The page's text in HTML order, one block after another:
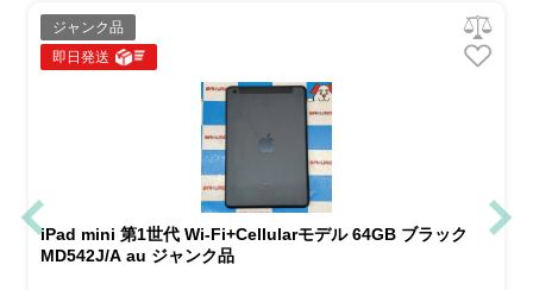
ジャンク品
即日発送
iPad mini 第1世代 Wi-Fi+Cellularモデル 64GB ブラック
MD542J/A au ジャンク品